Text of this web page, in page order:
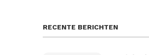
RECENTE BERICHTEN